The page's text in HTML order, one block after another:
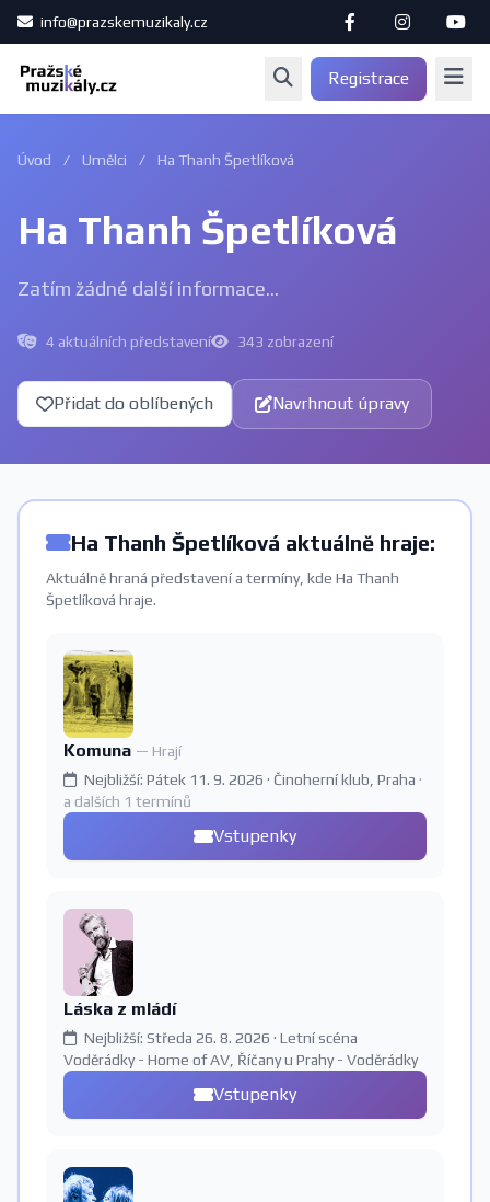
info@prazskemuzikaly.cz
Registrace
Úvod / Umělci / Ha Thanh Špetlíková
Ha Thanh Špetlíková
Zatím žádné další informace...
4 aktuálních představení 343 zobrazení
Přidat do oblíbených Navrhnout úpravy
Ha Thanh Špetlíková aktuálně hraje:
Aktuálně hraná představení a termíny, kde Ha Thanh
Špetlíková hraje.
Komuna — Hrají
Nejbližší: Pátek 11. 9. 2026 · Činoherní klub, Praha ·
a dalších 1 termínů
Vstupenky
Láska z mládí
Nejbližší: Středa 26. 8. 2026 · Letní scéna
Voděrádky - Home of AV, Říčany u Prahy - Voděrádky
Vstupenky